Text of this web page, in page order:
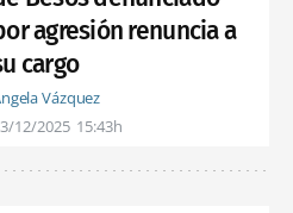
agresión renuncia a
cargo
Vázquez
12/2025 15:43h